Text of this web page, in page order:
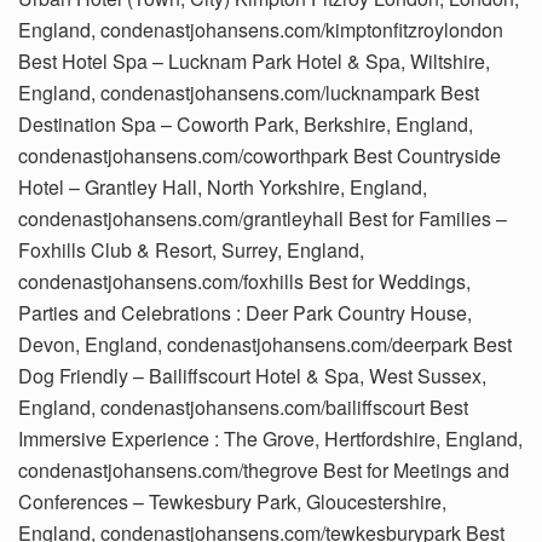
England, condenastjohansens.com/kimptonfitzroylondon
Best Hotel Spa – Lucknam Park Hotel & Spa, Wiltshire,
England, condenastjohansens.com/lucknampark Best
Destination Spa – Coworth Park, Berkshire, England,
condenastjohansens.com/coworthpark Best Countryside
Hotel – Grantley Hall, North Yorkshire, England,
condenastjohansens.com/grantleyhall Best for Families –
Foxhills Club & Resort, Surrey, England,
condenastjohansens.com/foxhills Best for Weddings,
Parties and Celebrations : Deer Park Country House,
Devon, England, condenastjohansens.com/deerpark Best
Dog Friendly – Bailiffscourt Hotel & Spa, West Sussex,
England, condenastjohansens.com/bailiffscourt Best
Immersive Experience : The Grove, Hertfordshire, England,
condenastjohansens.com/thegrove Best for Meetings and
Conferences – Tewkesbury Park, Gloucestershire,
England, condenastjohansens.com/tewkesburypark Best